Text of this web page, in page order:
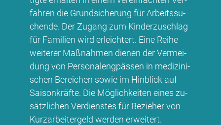
fah­ren die Grund­si­che­rung für Ar­beits­su­
chen­de. Der Zu­gang zum Kin­der­zu­schlag
für Fa­mi­li­en wird er­leich­tert. Ei­ne Rei­he
wei­te­rer Maß­nah­men die­nen der Ver­mei­
dung von Per­so­nal­eng­päs­sen in me­di­zi­ni­
schen Be­rei­chen so­wie im Hin­blick auf
Sai­son­kräf­te. Die Mög­lich­kei­ten ei­nes zu­
sätz­li­chen Ver­diens­tes für Be­zie­her von
Kurz­ar­bei­ter­geld wer­den er­wei­tert.